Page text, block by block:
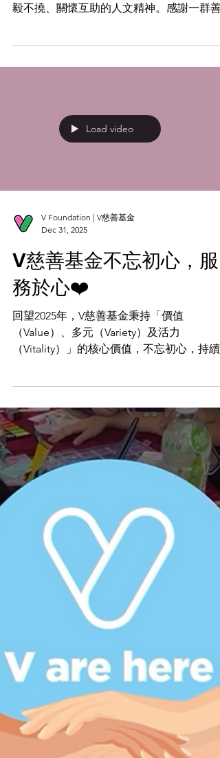
V慈善基金秉持三大核心價值：價值(Value)、
毅不撓、關懷互助的人文精神。感謝一群善
忘初衷，將繼續擴展活動和服務，回饋社會
促進共融。致力結合V慈善基金5大核心項目
(V愛共享)」及「V Are Here (V愛共行)」，透
我們誠摯歡迎更多新力量的加入👍🏻，與我們
務，推動社會進步，創造一個更加美好的未
來！ 歡迎各位熱心人透過以下👇🏻連結加入V
慈善基金義工隊
https://www.vfoundation.org.hk/recruitment
🤲🏻❤️透過愛心捐獻支持V慈善基金，捐款
港幣100元或以
V Foundation | V慈善基金
Dec 31, 2025
V慈善基金不忘初心，服
務於心❤️
回望2025年，V慈善基金秉持「價值
（Vitality）」的核心價值，不忘初心，持續
手合作，舉辦超過50場服務，直接惠及基層
童、獨居及雙老長者、無家者及智障學童等
超過3500人次受惠。 這些活動不僅提供實質
支援，更重要的是傳遞溫暖與希望，讓受惠
感受到社會的關愛與支持。每一場活動的背
後，都凝聚無數義工的無私奉獻，以及受惠
正面回饋與鼓勵。正是這些力量，推動我們
斷前進，舉辦更多活動，促進社會共融。 展
望2026年，V慈善基金將繼續努力💪🏻，舉
更多有意義的活動，服務更多有需要的人士
V慈善基金旗下重點項目 - V Study將於2026
第一季展開一個全新助學大型項目，敬請期
待❣️ 最後，感謝所有義工的一路同行，讓我
共同建造一個更溫暖、更有愛的社會！祝願
家健康平安、萬事如意！ #Vfoundation #V慈
善基金 #V慈善基金義工隊 #義工活動 #義工招
募 #慈善 #新年快樂 #hkcharity
#charityfoundatio